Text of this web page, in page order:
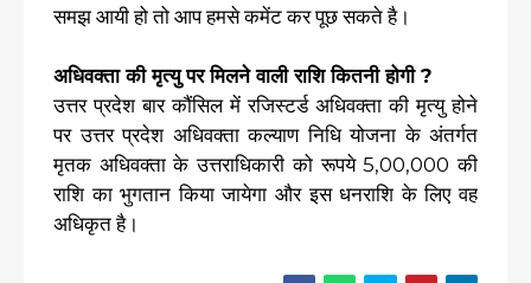
समझ आयी हो तो आप हमसे कमेंट कर पूछ सकते है।
अधिवक्ता की मृत्यु पर मिलने वाली राशि कितनी होगी ?
उत्तर प्रदेश बार कौंसिल में रजिस्टर्ड अधिवक्ता की मृत्यु होने
पर उत्तर प्रदेश अधिवक्ता कल्याण निधि योजना के अंतर्गत
मृतक अधिवक्ता के उत्तराधिकारी को रूपये 5,00,000 की
राशि का भुगतान किया जायेगा और इस धनराशि के लिए वह
अधिकृत है।